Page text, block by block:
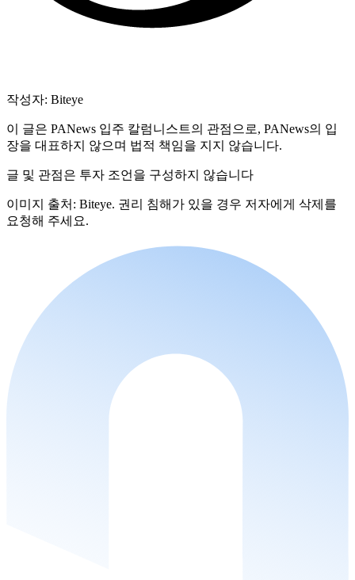
작성자: Biteye
이 글은 PANews 입주 칼럼니스트의 관점으로, PANews의 입
장을 대표하지 않으며 법적 책임을 지지 않습니다.
글 및 관점은 투자 조언을 구성하지 않습니다
이미지 출처: Biteye. 권리 침해가 있을 경우 저자에게 삭제를
요청해 주세요.